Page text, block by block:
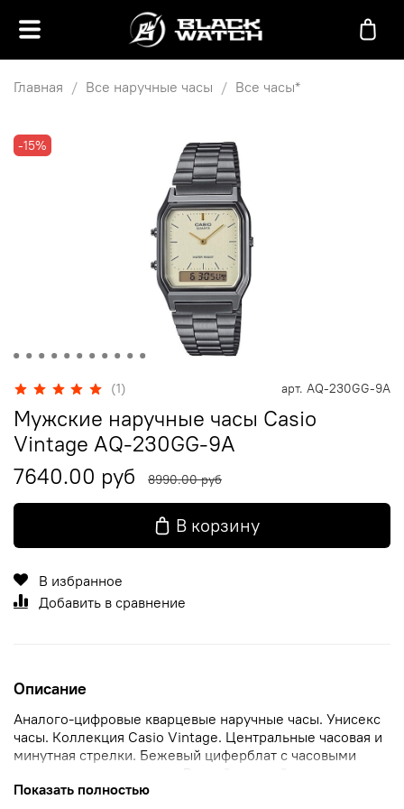
Главная Все наручные часы Все часы*
-15%
(1) арт. AQ-230GG-9A
Мужские наручные часы Casio
Vintage AQ-230GG-9A
7640.00 руб
8990.00 руб
В корзину
В избранное
Добавить в сравнение
Описание
Аналого-цифровые кварцевые наручные часы. Унисекс
часы. Коллекция Casio Vintage. Центральные часовая и
минутная стрелки. Бежевый циферблат с часовыми
метками в виде штрихов. Второй часовой пояс —
возможность одновременного отображения текущего
Показать полностью